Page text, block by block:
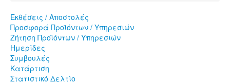
Εκθέσεις / Αποστολές
Προσφορά Προϊόντων / Υπηρεσιών
Ζήτηση Προϊόντων / Υπηρεσιών
Ημερίδες
Συμβουλές
Κατάρτιση
Στατιστικό Δελτίο